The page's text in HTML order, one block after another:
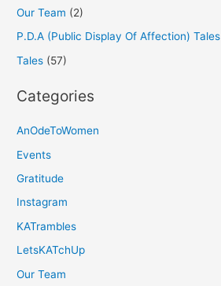
Our Team (2)
P.D.A (Public Display Of Affection) Tales
Tales (57)
Categories
AnOdeToWomen
Events
Gratitude
Instagram
KATrambles
LetsKATchUp
Our Team